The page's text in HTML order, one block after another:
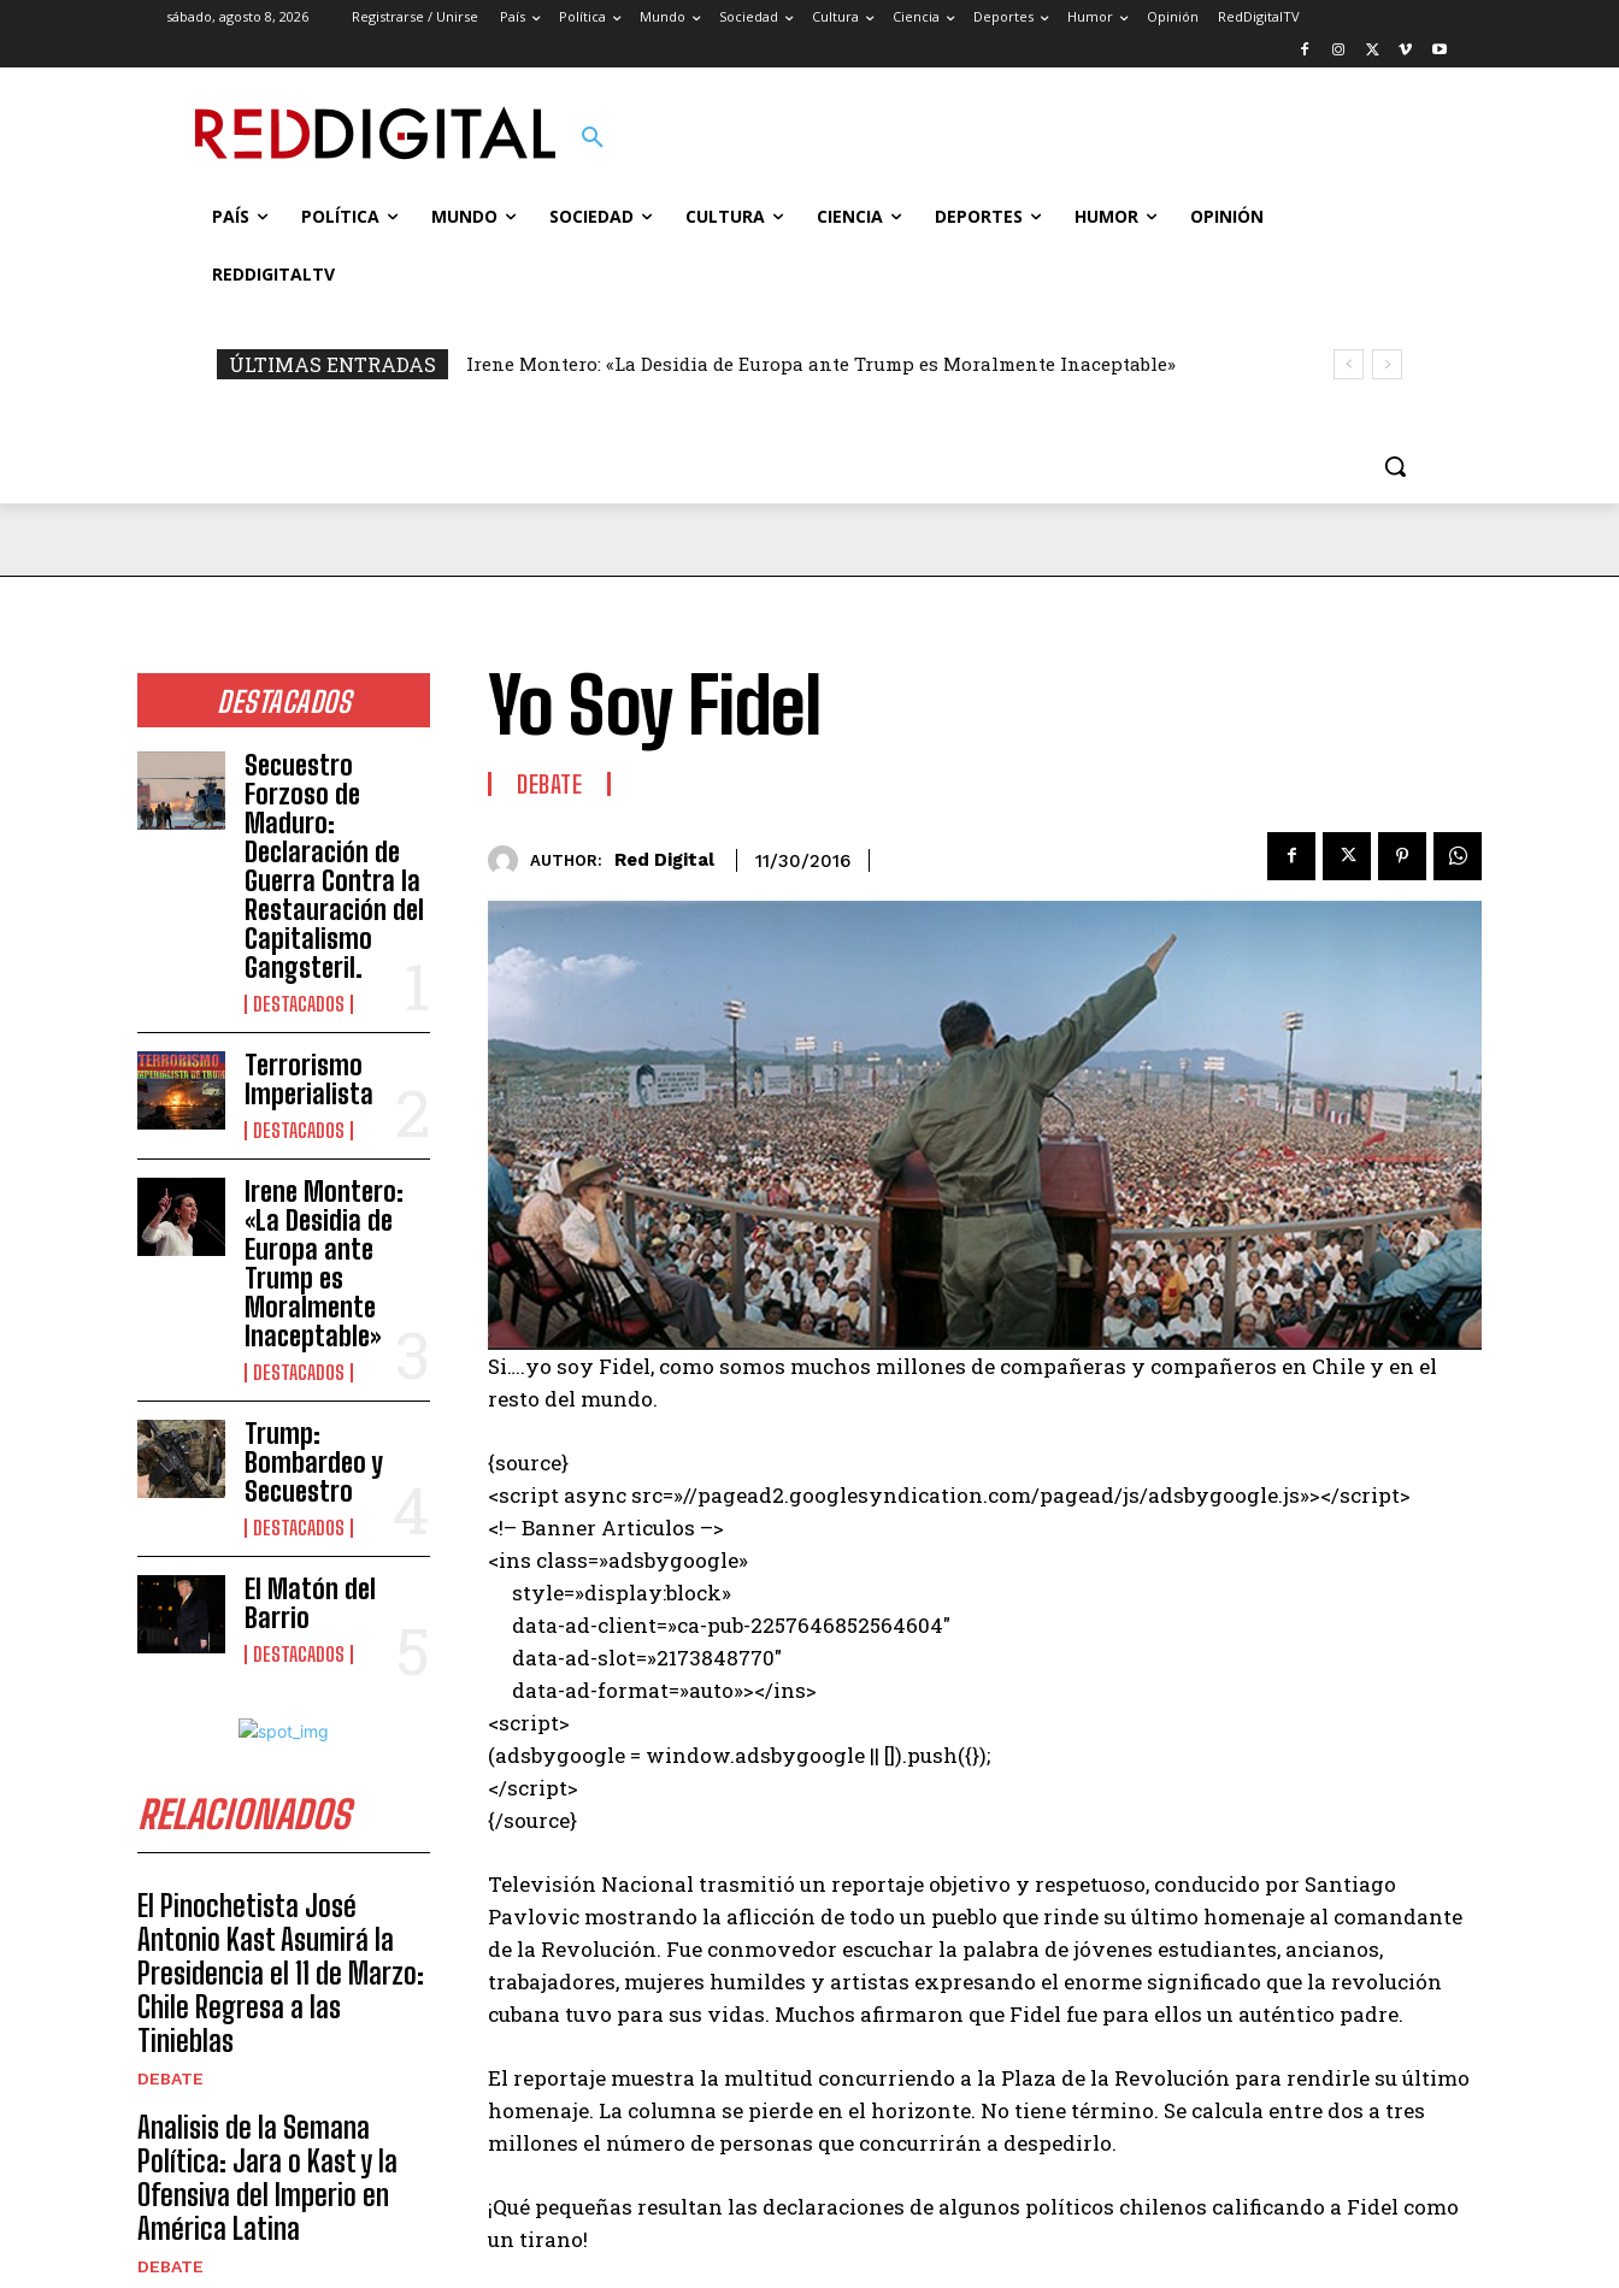
sábado, agosto 8, 2026 Registrarse / Unirse País Política Mundo Sociedad Cultura Ciencia Deportes Humor Opinión RedDigitalTV
PAÍS POLÍTICA MUNDO SOCIEDAD CULTURA CIENCIA DEPORTES HUMOR OPINIÓN
REDDIGITALTV
ÚLTIMAS ENTRADAS Irene Montero: «La Desidia de Europa ante Trump es Moralmente Inaceptable»
DESTACADOS
Secuestro
Forzoso de
Maduro:
Declaración de
Guerra Contra la
Restauración del
Capitalismo
Gangsteril.
DESTACADOS
Terrorismo
Imperialista
DESTACADOS
Irene Montero:
«La Desidia de
Europa ante
Trump es
Moralmente
Inaceptable»
DESTACADOS
Trump:
Bombardeo y
Secuestro
DESTACADOS
El Matón del
Barrio
DESTACADOS
RELACIONADOS
El Pinochetista José
Antonio Kast Asumirá la
Presidencia el 11 de Marzo:
Chile Regresa a las
Tinieblas
DEBATE
Analisis de la Semana
Política: Jara o Kast y la
Ofensiva del Imperio en
América Latina
DEBATE
Yo Soy Fidel
DEBATE
AUTHOR: Red Digital 11/30/2016
Si….yo soy Fidel, como somos muchos millones de compañeras y compañeros en Chile y en el
resto del mundo.
{source}
<script async src=»//pagead2.googlesyndication.com/pagead/js/adsbygoogle.js»></script>
<!– Banner Articulos –>
<ins class=»adsbygoogle»
style=»display:block»
data-ad-client=»ca-pub-2257646852564604″
data-ad-slot=»2173848770″
data-ad-format=»auto»></ins>
<script>
(adsbygoogle = window.adsbygoogle || []).push({});
</script>
{/source}
Televisión Nacional trasmitió un reportaje objetivo y respetuoso, conducido por Santiago
Pavlovic mostrando la aflicción de todo un pueblo que rinde su último homenaje al comandante
de la Revolución. Fue conmovedor escuchar la palabra de jóvenes estudiantes, ancianos,
trabajadores, mujeres humildes y artistas expresando el enorme significado que la revolución
cubana tuvo para sus vidas. Muchos afirmaron que Fidel fue para ellos un auténtico padre.
El reportaje muestra la multitud concurriendo a la Plaza de la Revolución para rendirle su último
homenaje. La columna se pierde en el horizonte. No tiene término. Se calcula entre dos a tres
millones el número de personas que concurrirán a despedirlo.
¡Qué pequeñas resultan las declaraciones de algunos políticos chilenos calificando a Fidel como
un tirano!